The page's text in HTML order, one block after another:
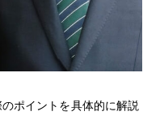
ポイントを具体的に解説